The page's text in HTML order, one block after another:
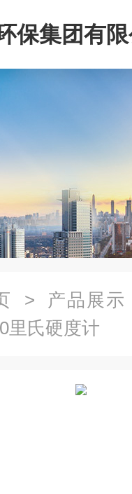
保集团有
> 产品展示
里氏硬度计